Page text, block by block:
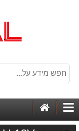
קטגוריותהבית